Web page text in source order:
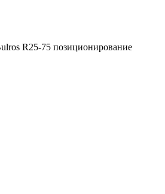
R25-75 позиционирование